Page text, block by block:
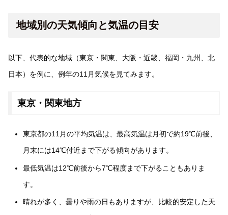
地域別の天気傾向と気温の目安
以下、代表的な地域（東京・関東、大阪・近畿、福岡・九州、北
日本）を例に、例年の11月気候を見てみます。
東京・関東地方
東京都の11月の平均気温は、最高気温は月初で約19℃前後、
月末には14℃付近まで下がる傾向があります。
最低気温は12℃前後から7℃程度まで下がることもありま
す。
晴れが多く、曇りや雨の日もありますが、比較的安定した天